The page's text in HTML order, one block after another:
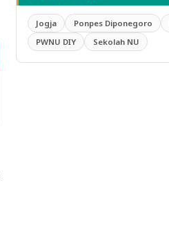
Jogja Ponpes Diponegoro
PWNU DIY
Sekolah NU